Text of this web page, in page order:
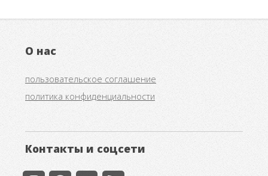
О нас
пользовательское соглашение
политика конфиденциальности
Контакты и соцсети